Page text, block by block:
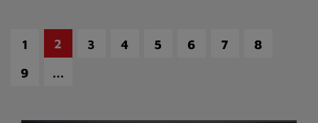
1 2 3 4 5 6 7
8
9
…